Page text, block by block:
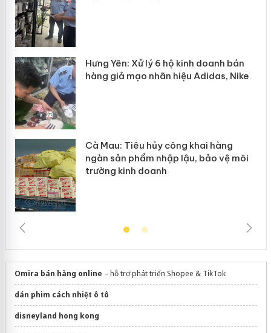
Hưng Yên: Xử lý 6 hộ kinh doanh bán
hàng giả mạo nhãn hiệu Adidas, Nike
Cà Mau: Tiêu hủy công khai hàng
ngàn sản phẩm nhập lậu, bảo vệ môi
trường kinh doanh
Omira bán hàng online – hỗ trợ phát triển Shopee & TikTok
dán phim cách nhiệt ô tô
disneyland hong kong